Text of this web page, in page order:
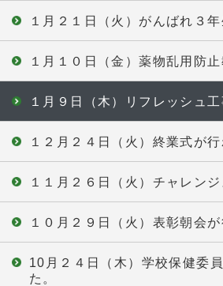
１月２１日（火）がんばれ３
１月１０日（金）薬物乱用防止
１月９日（木）リフレッシュ
１２月２４日（火）終業式が行
１１月２６日（火）チャレンジ
１０月２９日（火）表彰朝会が
10月２４日（木）学校保健委
た。